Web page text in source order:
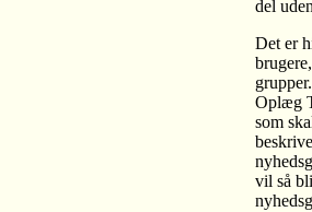
del
Det er
Oplæg
som
vil så